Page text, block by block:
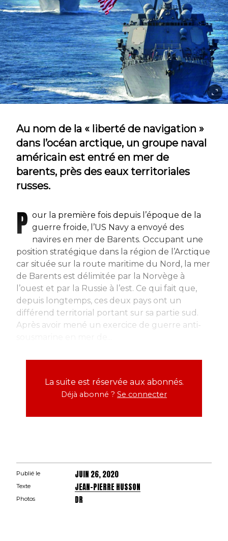
Au nom de la « liberté de navigation »
dans l’océan arctique, un groupe naval
américain est entré en mer de
barents, près des eaux territoriales
russes.
P our la première fois depuis l’époque de la
guerre froide, l’US Navy a envoyé des
navires en mer de Barents. Occupant une
position stratégique dans la région de l’Arctique
car située sur la route maritime du Nord, la mer
de Barents est délimitée par la Norvège à
l’ouest et par la Russie à l’est. Ce qui fait que,
depuis longtemps, ces deux pays ont un
différend territorial portant sur sa partie sud.
Après avoir mené un exercice de guerre anti-
La suite est réservée aux abonnés.
Déjà abonné ? Se connecter
Publié le JUIN 26, 2020
Texte JEAN-PIERRE HUSSON
Photos DR